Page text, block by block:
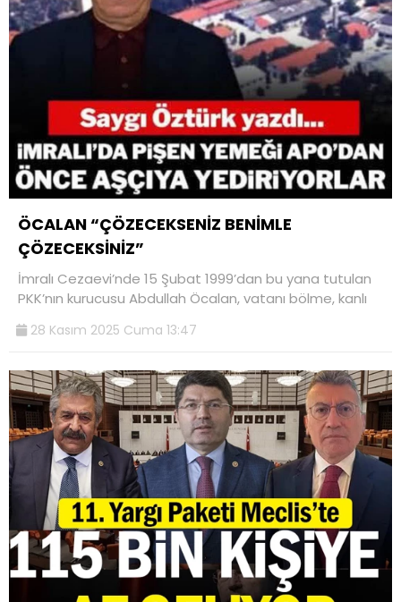
ÖCALAN “ÇÖZECEKSENİZ BENİMLE
ÇÖZECEKSİNİZ”
İmralı Cezaevi’nde 15 Şubat 1999’dan bu yana tutulan
PKK’nın kurucusu Abdullah Öcalan, vatanı bölme, kanlı
28 Kasım 2025 Cuma 13:47